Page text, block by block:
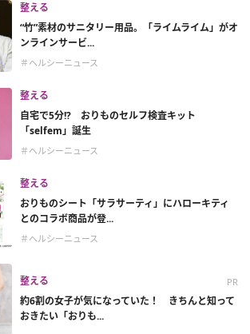
整える
“竹”素材のサニタリー用品。「ライムライム」がオ
ンラインサービ...
＃ヘルシーニュース
整える
自宅で5分!? おりものセルフ検査キット
「selfem」誕生
＃ヘルシーニュース
整える
おりものシート「サラサーティ」にハローキティ
とのコラボ商品が登...
＃ヘルシーニュース
整える PR
約6割の女子が気になっていた！ きちんと知って
おきたい「おりも...